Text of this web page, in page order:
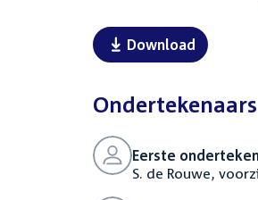
Download
Ondertekenaars
Eerste
S. de Rouwe,